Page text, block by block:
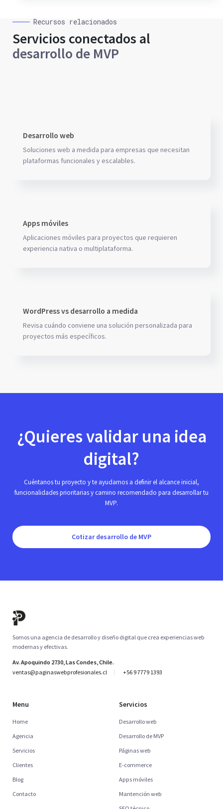
Recursos relacionados
Servicios conectados al
desarrollo de MVP
Desarrollo web
Soluciones web a medida para empresas que necesitan
plataformas funcionales y escalables.
Apps móviles
Aplicaciones móviles para proyectos que requieren
experiencia nativa o multiplataforma.
WordPress vs desarrollo a medida
Revisa cuándo conviene una solución personalizada para
proyectos más específicos.
¿Quieres validar una idea
digital?
Cuéntanos tu proyecto y te ayudamos a definir el alcance inicial,
funcionalidades prioritarias y camino recomendado para desarrollar tu
MVP.
Cotizar desarrollo de MVP
Somos una agencia de desarrollo y diseño digital que crea experiencias web
modernas y efectivas.
Av. Apoquindo 2730, Las Condes, Chile.
ventas@paginaswebprofesionales.cl
+56 9 7779 1393
Menu
Home
Agencia
Servicios
Clientes
Blog
Contacto
Servicios
Desarrollo web
Desarrollo de MVP
Páginas web
E-commerce
Apps móviles
Mantención web